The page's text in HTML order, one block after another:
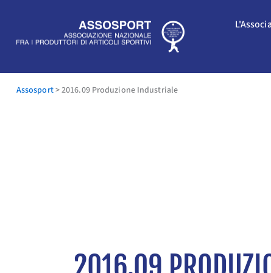
contenuto
Assosport>2016.09 Produzione Industriale